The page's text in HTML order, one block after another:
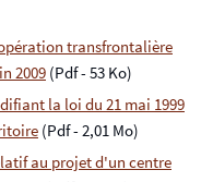
transfrontalière
2009 (Pdf - 53 Ko)
la loi du 21 mai 1999
(Pdf - 2,01 Mo)
au projet d'un centre